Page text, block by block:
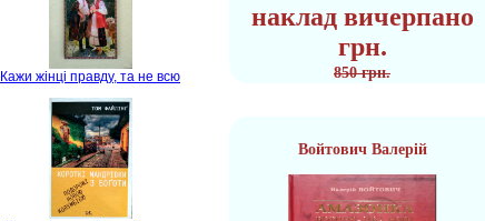
Кажи жінці правду, та не всю
наклад вичерпано
грн.
850 грн.
Войтович Валерій